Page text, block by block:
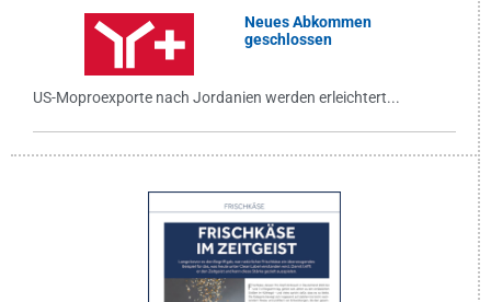
Neues Abkommen
geschlossen
US-Moproexporte nach Jordanien werden erleichtert...